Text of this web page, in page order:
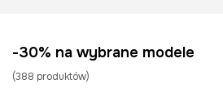
-30% na wybrane modele
(388 produktów)